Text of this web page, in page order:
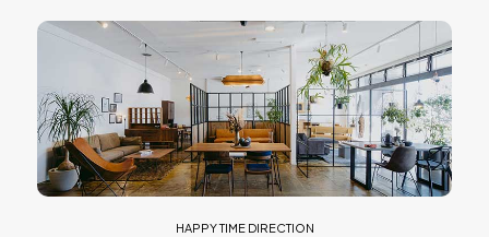
HAPPY TIME DIRECTION